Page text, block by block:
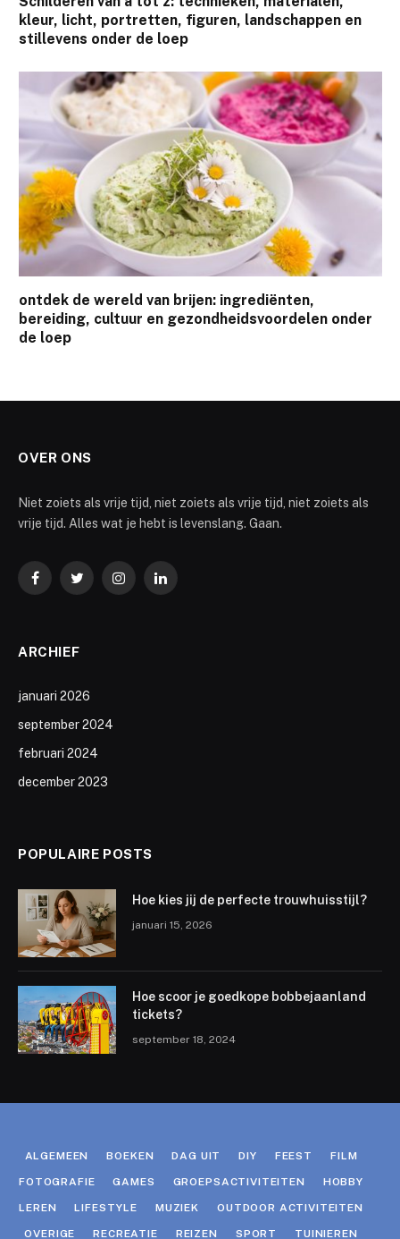
kleur, licht, portretten, figuren, landschappen en
stillevens onder de loep
ontdek de wereld van brijen: ingrediënten,
bereiding, cultuur en gezondheidsvoordelen onder
de loep
OVER ONS
Niet zoiets als vrije tijd, niet zoiets als vrije tijd, niet zoiets als
vrije tijd. Alles wat je hebt is levenslang. Gaan.
FacebookTwitterInstagramLinkedIn
ARCHIEF
januari 2026
september 2024
februari 2024
december 2023
POPULAIRE POSTS
Hoe kies jij de perfecte trouwhuisstijl?
januari 15, 2026
Hoe scoor je goedkope bobbejaanland
tickets?
september 18, 2024
ALGEMEEN BOEKEN DAG UIT DIY FEEST FILM
FOTOGRAFIE GAMES GROEPSACTIVITEITEN HOBBY
LEREN LIFESTYLE MUZIEK OUTDOOR ACTIVITEITEN
OVERIGE RECREATIE REIZEN SPORT TUINIEREN